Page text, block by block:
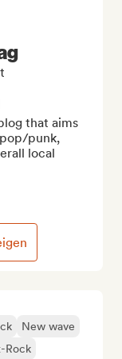
New wave
Rock
that aims
punk,
local